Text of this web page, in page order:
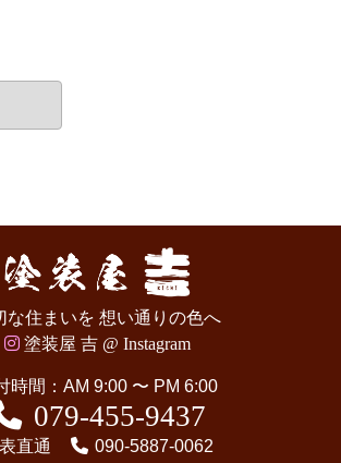
な住まいを 想い通りの色へ
塗装屋 吉 @ Instagram
時間：AM 9:00 〜 PM 6:00
079-455-9437
直通 090-5887-0062